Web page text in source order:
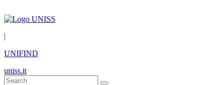
|
UNIFIND
uniss.it